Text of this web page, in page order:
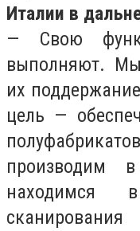
Италии в
— Свою
выполняют.
их
цель —
производим
находимся